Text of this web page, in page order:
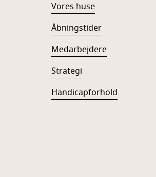
Vores huse
Åbningstider
Medarbejdere
Strategi
Handicapforhold